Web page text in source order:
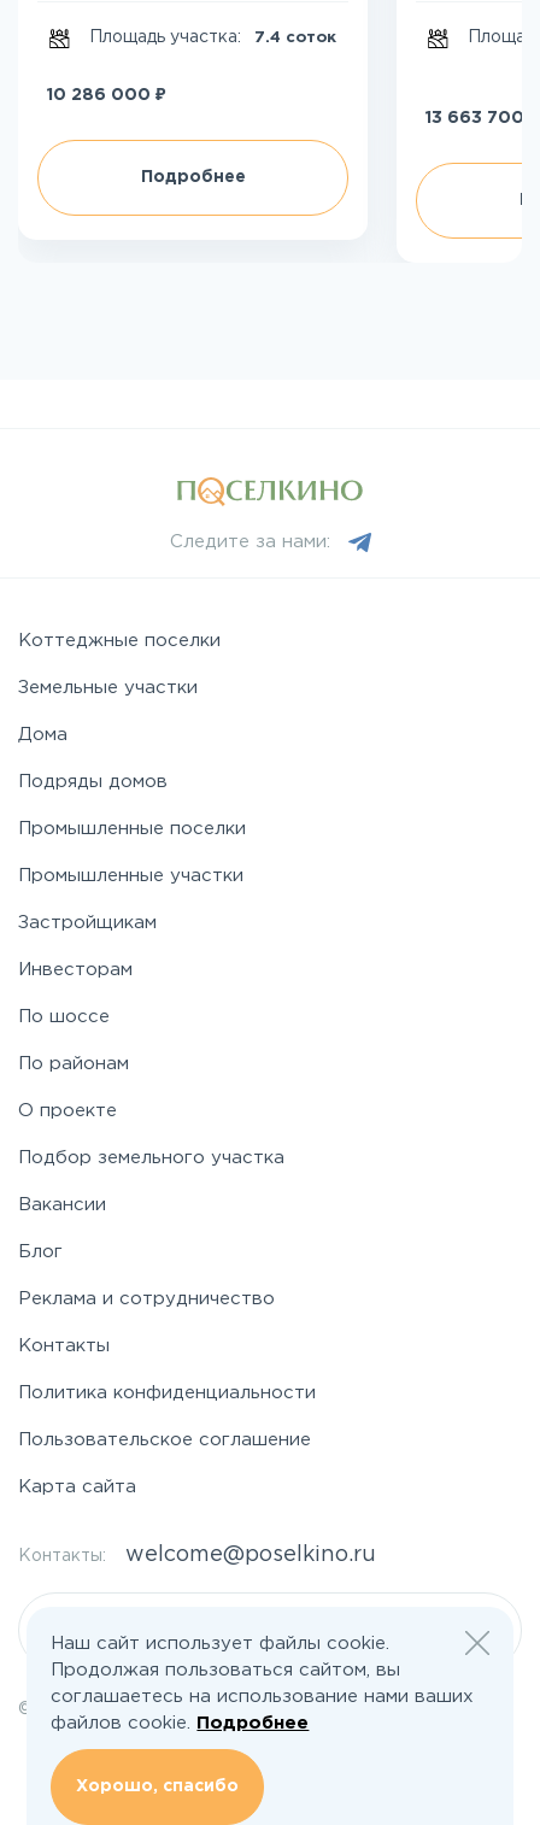
Площадь участка: 7.4 соток
10 286 000 ₽
Подробнее
13 663 700
Следите за нами:
Коттеджные поселки
Земельные участки
Дома
Подряды домов
Промышленные поселки
Промышленные участки
Застройщикам
Инвесторам
По шоссе
По районам
О проекте
Подбор земельного участка
Вакансии
Блог
Реклама и сотрудничество
Контакты
Политика конфиденциальности
Пользовательское соглашение
Карта сайта
Контакты: welcome@poselkino.ru
© 2026 Все права защищены | poselkino.ru
ИП Маслов Дмитрий Валерьевич
ИНН 503406273833
+79647266008
142613, Московская область, Орехово-Зуево, ул. Северная, д.14, кв.145
Наш сайт использует файлы cookie.
Продолжая пользоваться сайтом, вы
соглашаетесь на использование нами ваших
файлов cookie.
Подробнее
Хорошо, спасибо